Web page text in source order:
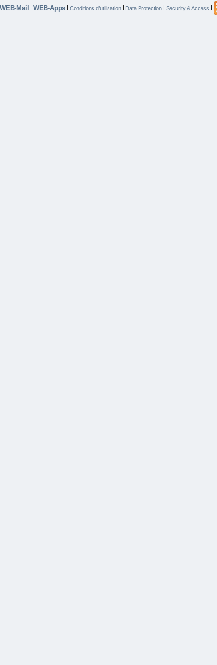
WEB-Mail | WEB-Apps | Conditions d’utilisation | Data Protection | Security & Access |